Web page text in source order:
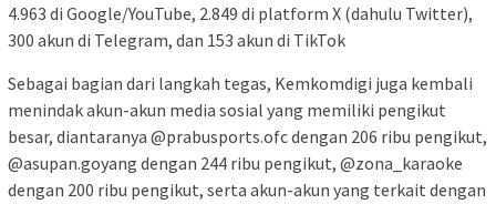
4.963 di Google/YouTube, 2.849 di platform X (dahulu Twitter),
300 akun di Telegram, dan 153 akun di TikTok
Sebagai bagian dari langkah tegas, Kemkomdigi juga kembali
menindak akun-akun media sosial yang memiliki pengikut
besar, diantaranya @prabusports.ofc dengan 206 ribu pengikut,
@asupan.goyang dengan 244 ribu pengikut, @zona_karaoke
dengan 200 ribu pengikut, serta akun-akun yang terkait dengan